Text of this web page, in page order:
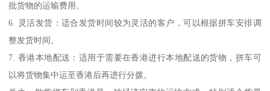
批货物的运输费用。
6. 灵活发货：适合发货时间较为灵活的客户，可以根据拼车安排调
整发货时间。
7. 香港本地配送：适用于需要在香港进行本地配送的货物，拼车可
以将货物集中运至香港后再进行分拨。